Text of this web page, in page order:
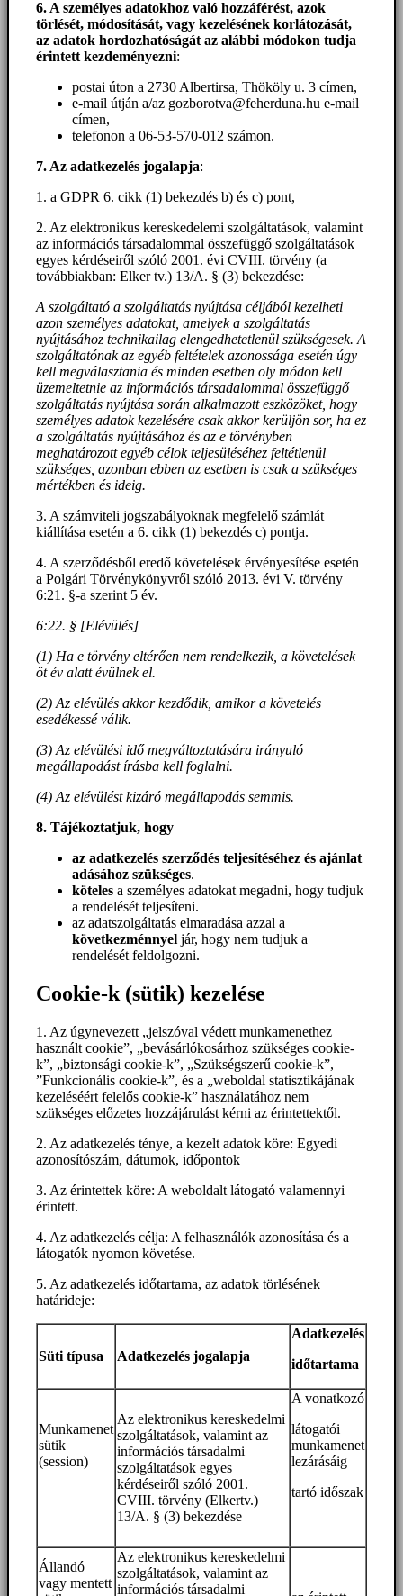
6. A személyes adatokhoz való hozzáférést, azok
törlését, módosítását, vagy kezelésének korlátozását,
az adatok hordozhatóságát az alábbi módokon tudja
érintett kezdeményezni:
postai úton a 2730 Albertirsa, Thököly u. 3 címen,
e-mail útján a/az gozborotva@feherduna.hu e-mail
címen,
telefonon a 06-53-570-012 számon.
7. Az adatkezelés jogalapja:
1. a GDPR 6. cikk (1) bekezdés b) és c) pont,
2. Az elektronikus kereskedelemi szolgáltatások, valamint
az információs társadalommal összefüggő szolgáltatások
egyes kérdéseiről szóló 2001. évi CVIII. törvény (a
továbbiakban: Elker tv.) 13/A. § (3) bekezdése:
A szolgáltató a szolgáltatás nyújtása céljából kezelheti
azon személyes adatokat, amelyek a szolgáltatás
nyújtásához technikailag elengedhetetlenül szükségesek. A
szolgáltatónak az egyéb feltételek azonossága esetén úgy
kell megválasztania és minden esetben oly módon kell
üzemeltetnie az információs társadalommal összefüggő
szolgáltatás nyújtása során alkalmazott eszközöket, hogy
személyes adatok kezelésére csak akkor kerüljön sor, ha ez
a szolgáltatás nyújtásához és az e törvényben
meghatározott egyéb célok teljesüléséhez feltétlenül
szükséges, azonban ebben az esetben is csak a szükséges
mértékben és ideig.
3. A számviteli jogszabályoknak megfelelő számlát
kiállítása esetén a 6. cikk (1) bekezdés c) pontja.
4. A szerződésből eredő követelések érvényesítése esetén
a Polgári Törvénykönyvről szóló 2013. évi V. törvény
6:21. §-a szerint 5 év.
6:22. § [Elévülés]
(1) Ha e törvény eltérően nem rendelkezik, a követelések
öt év alatt évülnek el.
(2) Az elévülés akkor kezdődik, amikor a követelés
esedékessé válik.
(3) Az elévülési idő megváltoztatására irányuló
megállapodást írásba kell foglalni.
(4) Az elévülést kizáró megállapodás semmis.
8. Tájékoztatjuk, hogy
az adatkezelés szerződés teljesítéséhez és ajánlat
adásához szükséges.
köteles a személyes adatokat megadni, hogy tudjuk
a rendelését teljesíteni.
az adatszolgáltatás elmaradása azzal a
következménnyel jár, hogy nem tudjuk a
rendelését feldolgozni.
Cookie-k (sütik) kezelése
1. Az úgynevezett „jelszóval védett munkamenethez
használt cookie”, „bevásárlókosárhoz szükséges cookie-
k”, „biztonsági cookie-k”, „Szükségszerű cookie-k”,
”Funkcionális cookie-k”, és a „weboldal statisztikájának
kezeléséért felelős cookie-k” használatához nem
szükséges előzetes hozzájárulást kérni az érintettektől.
2. Az adatkezelés ténye, a kezelt adatok köre: Egyedi
azonosítószám, dátumok, időpontok
3. Az érintettek köre: A weboldalt látogató valamennyi
érintett.
4. Az adatkezelés célja: A felhasználók azonosítása és a
látogatók nyomon követése.
5. Az adatkezelés időtartama, az adatok törlésének
határideje:
Süti típusa Adatkezelés jogalapja
Adatkezelés
időtartama
Munkamenet
sütik
(session)
Az elektronikus kereskedelmi
szolgáltatások, valamint az
információs társadalmi
szolgáltatások egyes
kérdéseiről szóló 2001.
CVIII. törvény (Elkertv.)
13/A. § (3) bekezdése
A vonatkozó
látogatói
munkamenet
lezárásáig
tartó időszak
Állandó
vagy mentett
Az elektronikus kereskedelmi
szolgáltatások, valamint az
információs társadalmi